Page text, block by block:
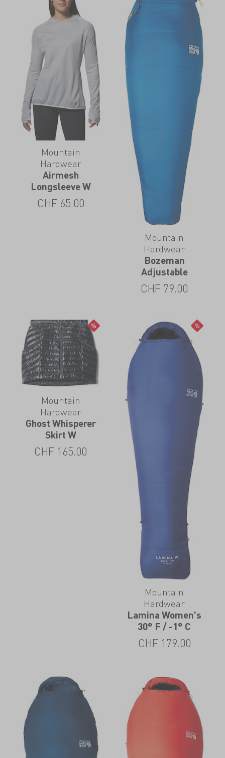
Mountain
Hardwear
Airmesh
Longsleeve W
CHF 65.00
Mountain
Hardwear
Bozeman
Adjustable
CHF 79.00
Mountain
Hardwear
Ghost Whisperer
Skirt W
CHF 165.00
Mountain
Hardwear
Lamina Women's
30° F / -1° C
CHF 179.00